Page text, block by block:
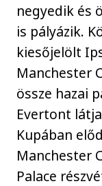
negyedik és
is pályázik.
kiesőjelölt
Manchester
össze hazai
Evertont
Kupában
Manchester
Palace